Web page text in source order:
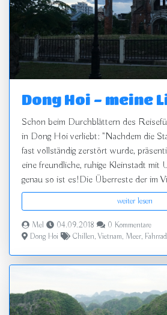
Dong Hoi - meine
Schon beim Durchblättern des
in Dong Hoi verliebt: "Nachdem die
fast vollständig zerstört wurde,
eine freundliche, ruhige Kleinstadt mit
genau so ist es!Die Überreste der im
weiter lesen
Mel 04.09.2018
0 Kommentare
Dong Hoi
Chillen, Vietnam, Meer, Fahrrad